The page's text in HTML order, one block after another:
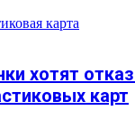
карта
хотят
карт